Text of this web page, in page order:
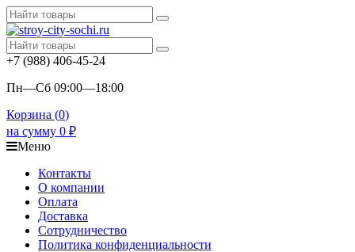
+7 (988) 406-45-24
Пн—Сб 09:00—18:00
Корзина (0)
на сумму 0 ₽
Меню
Контакты
О компании
Оплата
Доставка
Сотрудничество
Политика конфиденциальности